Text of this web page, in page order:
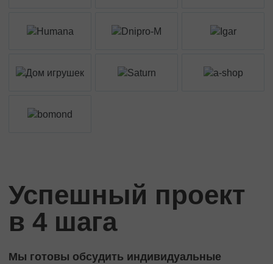
Успешный проект
в 4 шага
Мы готовы обсудить индивидуальные